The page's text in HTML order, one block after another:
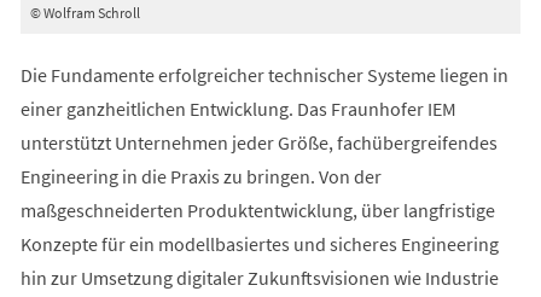
© Wolfram Schroll
Die Fundamente erfolgreicher technischer Systeme liegen in
einer ganzheitlichen Entwicklung. Das Fraunhofer IEM
unterstützt Unternehmen jeder Größe, fachübergreifendes
Engineering in die Praxis zu bringen. Von der
maßgeschneiderten Produktentwicklung, über langfristige
Konzepte für ein modellbasiertes und sicheres Engineering
hin zur Umsetzung digitaler Zukunftsvisionen wie Industrie